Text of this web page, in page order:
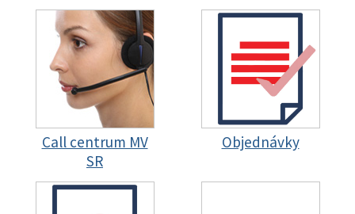
Call centrum MV
SR
Objednávky